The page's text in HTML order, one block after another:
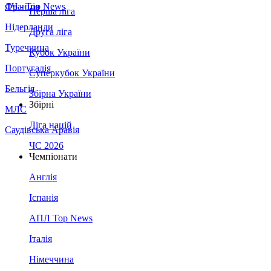
Франція
Нідерланди
Туреччина
Португалія
Бельгія
МЛС
Саудівська Аравія
ЛЧ - Top News
Перша ліга
Друга ліга
Кубок України
Суперкубок України
Збірна України
Збірні
Ліга націй
ЧС 2026
Чемпіонати
Англія
Іспанія
АПЛ Top News
Італія
Німеччина